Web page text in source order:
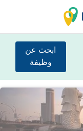
ابحث عن
وظيفة